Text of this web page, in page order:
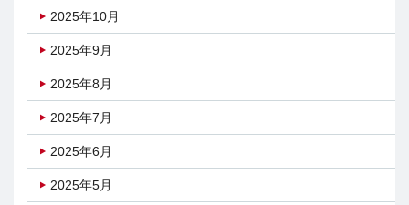
2025年10月
2025年9月
2025年8月
2025年7月
2025年6月
2025年5月